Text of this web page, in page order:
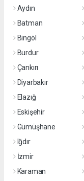
Aydın
Batman
Bingöl
Burdur
Çankırı
Diyarbakır
Elazığ
Eskişehir
Gümüşhane
Iğdır
İzmir
Karaman